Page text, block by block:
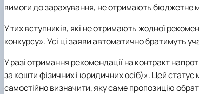
вимоги до зарахування, не отримають бюджетне
У тих вступників, які не отримають жодної
конкурсу». Усі ці заяви автоматично братимуть
У разі отримання рекомендації на контракт
за кошти фізичних і юридичних осіб)». Цей
самостійно визначити, яку саме пропозицію